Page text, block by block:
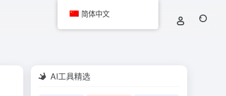
AI工具精选
简体中文